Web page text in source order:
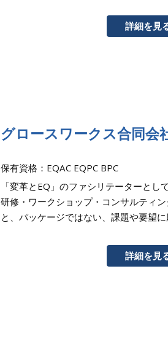
詳細を見
グロースワークス合同会
保有資格：EQAC EQPC BPC
「変革とEQ」のファシリテーターとし
研修・ワークショップ・コンサルティ
と、パッケージではない、課題や要望
詳細を見